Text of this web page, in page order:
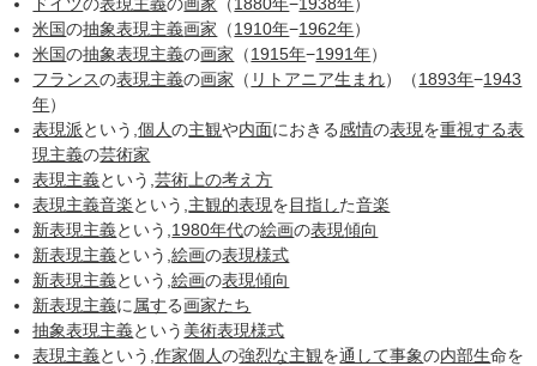
ドイツの表現主義の画家 （ 1880年−1938年）
米国の抽象表現主義画家 （1910年−1962年）
米国の抽象表現主義の画家 （1915年−1991年）
フランスの表現主義の画家 （ リトアニア生まれ）（1893年−1943
年）
表現派という,個人の主観や内面におきる感情の表現を重視する表
現主義の芸術家
表現主義という,芸術上の考え方
表現主義音楽という,主観的表現を目指した音楽
新表現主義という,1980年代の絵画の表現傾向
新表現主義という,絵画の表現様式
新表現主義という,絵画の表現傾向
新表現主義に属する画家たち
抽象表現主義という 美術表現様式
表現主義という,作家個人の強烈な主観を通して事象の内部生命を